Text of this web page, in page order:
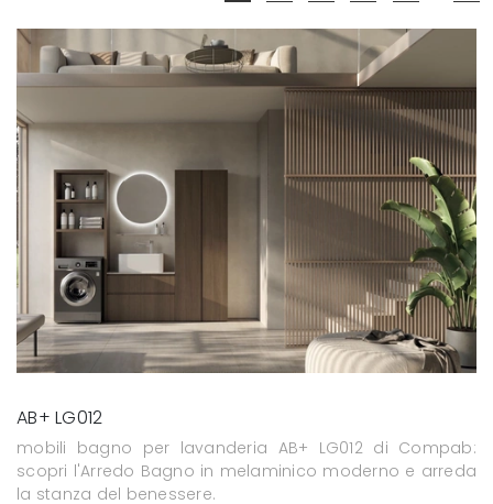
AB+ LG012
mobili bagno per lavanderia AB+ LG012 di Compab:
scopri l'Arredo Bagno in melaminico moderno e arreda
la stanza del benessere.